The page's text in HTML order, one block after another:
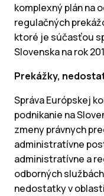
komplexný plán na
regulačných
ktoré je súčasťou
Slovenska na rok
Prekážky,
Správa Európskej
podnikanie na
zmeny právnych
administratívne
administratívne a
odborných
nedostatky v